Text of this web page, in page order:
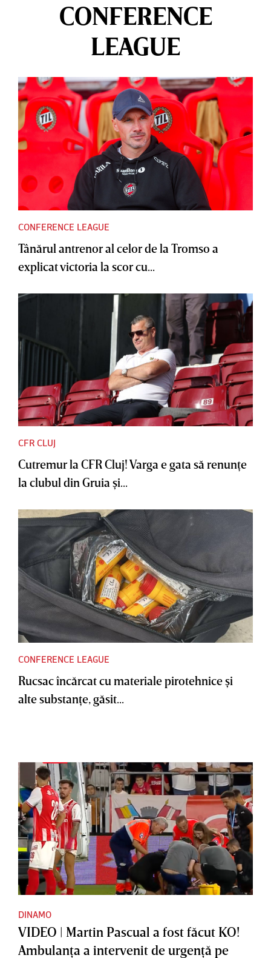
CONFERENCE
LEAGUE
CONFERENCE LEAGUE
Tânărul antrenor al celor de la Tromso a
explicat victoria la scor cu...
CFR CLUJ
Cutremur la CFR Cluj! Varga e gata să renunţe
la clubul din Gruia şi...
CONFERENCE LEAGUE
Rucsac încărcat cu materiale pirotehnice şi
alte substanţe, găsit...
DINAMO
VIDEO | Martin Pascual a fost făcut KO!
Ambulanţa a intervenit de urgenţă pe